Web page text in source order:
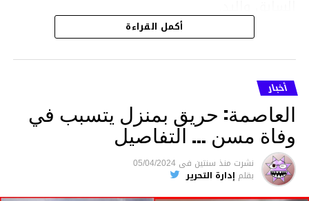
هذا وقد تمكن أعوان مركز الأمن الوطني بحي
هلال في توقيت قياسي من محاصرة المشتبه به
والقبض عليه وإحالته على التحقيق في خصوص
ما نُسبه إليه.
متابعة
قسم الاخبار
أكمل القراءة
أخبار
العاصمة: حريق بمنزل يتسبب في
وفاة مسن … التفاصيل
نشرت منذ سنتين فى 05/04/2024
بقلم إدارة التحرير